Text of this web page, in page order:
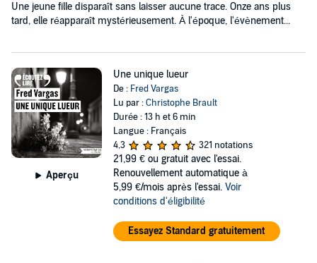
Une jeune fille disparaît sans laisser aucune trace. Onze ans plus
tard, elle réapparaît mystérieusement. À l'époque, l'évènement...
Aperçu
Une unique lueur
De : Fred Vargas
Lu par :Christophe Brault
Durée : 13 h et 6 min
Langue : Français
4,3
321 notations
21,99 € ou gratuit avec l'essai.
Renouvellement automatique à
5,99 €/mois après l'essai. Voir
conditions d'éligibilité
Essayez Standard gratuitement